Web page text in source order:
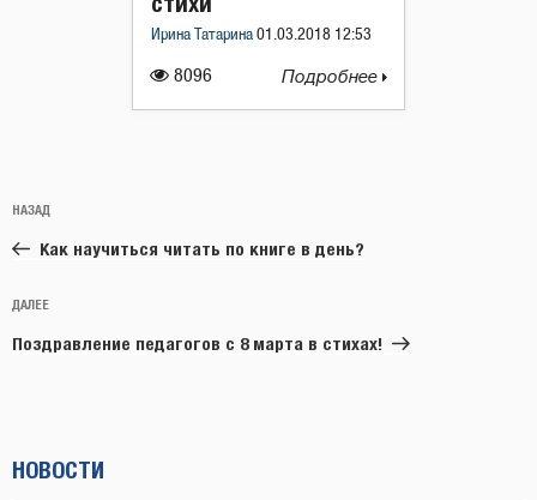
8096
Ирина Татарина 01.03.2018 12:53
Подробнее
по
записям
Предыдущая
запись:
НАЗАД
Как научиться читать по книге в день?
Следующая
запись
ДАЛЕЕ
Поздравление педагогов с 8 марта в стихах!
НОВОСТИ